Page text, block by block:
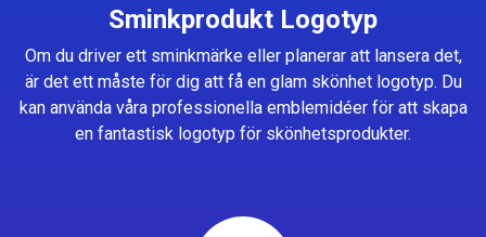
Sminkprodukt Logotyp
Om du driver ett sminkmärke eller planerar att lansera det,
är det ett måste för dig att få en glam skönhet logotyp. Du
kan använda våra professionella emblemidéer för att skapa
en fantastisk logotyp för skönhetsprodukter.